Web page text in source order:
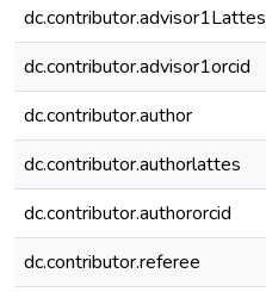
dc.contributor.advisor1Lattes
dc.contributor.advisor1orcid
dc.contributor.author
dc.contributor.authorlattes
dc.contributor.authororcid
dc.contributor.referee